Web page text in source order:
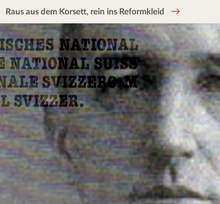
Raus aus dem Korsett, rein ins Reformkleid